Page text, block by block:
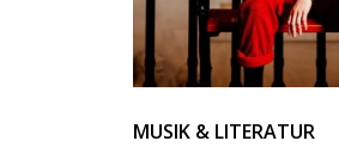
MUSIK & LITERATUR